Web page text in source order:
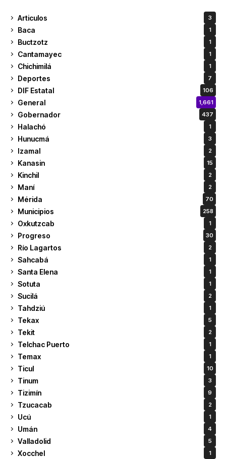
Articulos 3
Baca 1
Buctzotz 1
Cantamayec 1
Chichimilá 1
Deportes 7
DIF Estatal 106
General 1,661
Gobernador 437
Halachó 1
Hunucmá 3
Izamal 2
Kanasin 15
Kinchil 2
Maní 2
Mérida 70
Municipios 258
Oxkutzcab 1
Progreso 30
Río Lagartos 2
Sahcabá 1
Santa Elena 1
Sotuta 1
Sucilá 2
Tahdziú 1
Tekax 5
Tekit 2
Telchac Puerto 1
Temax 1
Ticul 10
Tinum 3
Tizimín 9
Tzucacab 2
Ucú 1
Umán 4
Valladolid 5
Xocchel 1